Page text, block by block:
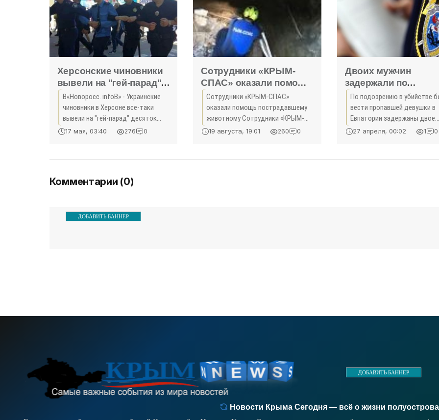
Херсонские чиновники
вывели на "гей-парад"
три сотен полицейских -
«Происшедствия
Крыма»
В«Новоросс. infoВ» - Украинские
чиновники в Херсоне все-таки
вывели на "гей-парад" десяток
извращенцев в сопровождении
17 мая, 03:40 276 0
Сотрудники «КРЫМ-
СПАС» оказали помощь
пострадавшему
животному -
«Происшествия»
Сотрудники «КРЫМ-СПАС»
оказали помощь пострадавшему
животному Сотрудники «КРЫМ-
СПАС» снова приняли участие в
оказали помощь собаке, упавшей
19 августа, 19:01 260 0
Двоих мужчин
задержали по
подозрению в
пропавшей в
девушки -
«Происшествия
По подозрению в убийстве
вести пропавшей девушки в
Евпатории задержаны двое
местных жителей, об этом 24
27 апреля, 00:02 1 0
Комментарии (0)
ДОБАВИТЬ БАННЕР
ДОБАВИТЬ БАННЕР
Новости Крыма Сегодня — всё о жизни полуострова